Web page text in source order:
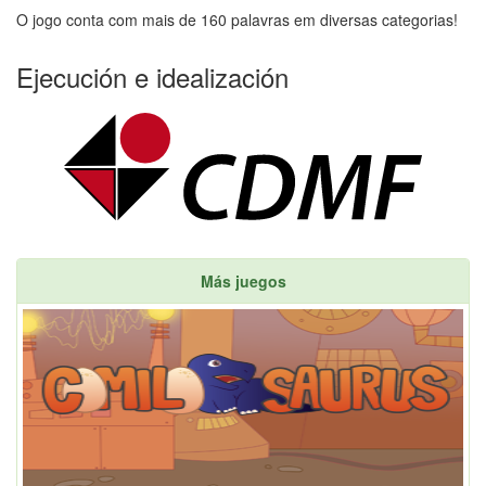
O jogo conta com mais de 160 palavras em diversas categorias!
Ejecución e idealización
Más juegos